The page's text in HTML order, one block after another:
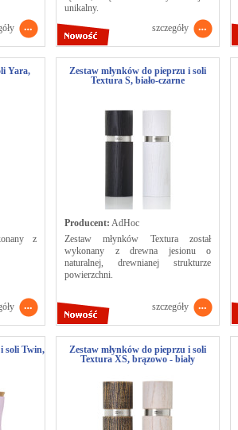
unikalny.
szczegóły
Yara,
z
Zestaw młynków do pieprzu i soli
Textura S, biało-czarne
Producent: AdHoc
Zestaw młynków Textura został
wykonany z drewna jesionu o
naturalnej, drewnianej strukturze
powierzchni.
szczegóły
soli Twin,
Zestaw młynków do pieprzu i soli
Textura XS, brązowo - biały